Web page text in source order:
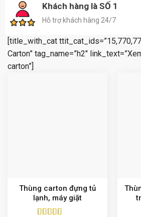
Khách hàng là SỐ 1
Hỗ trợ khách hàng 24/7
[title_with_cat
Carton” tag_name=”h2″
carton”]
Thùng carton đựng tủ
lạnh, máy giặt